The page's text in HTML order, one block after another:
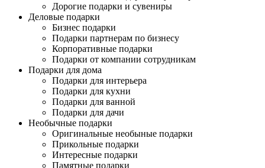
Дорогие подарки и сувениры
Деловые подарки
Бизнес подарки
Подарки партнерам по бизнесу
Корпоративные подарки
Подарки от компании сотрудникам
Подарки для дома
Подарки для интерьера
Подарки для кухни
Подарки для ванной
Подарки для дачи
Необычные подарки
Оригинальные необыные подарки
Прикольные подарки
Интересные подарки
Памятные подарки